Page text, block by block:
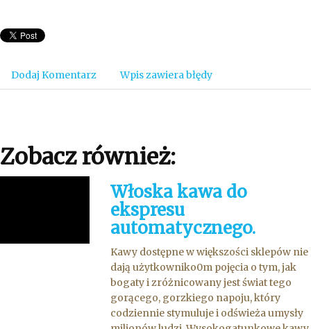
Dodaj Komentarz Wpis zawiera błędy
Zobacz również:
Włoska kawa do
ekspresu
automatycznego.
Kawy dostępne w większości sklepów nie
dają użytkowniko0m pojęcia o tym, jak
bogaty i zróżnicowany jest świat tego
gorącego, gorzkiego napoju, który
codziennie stymuluje i odświeża umysły